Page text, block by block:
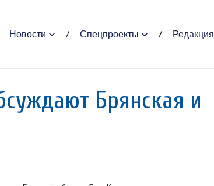
Новости Спецпроекты Редакция
Брянская и